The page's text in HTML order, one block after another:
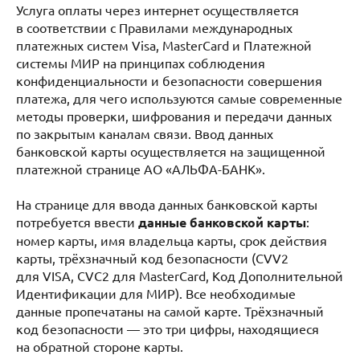
Услуга оплаты через интернет осуществляется
в соответствии с Правилами международных
платежных систем Visa, MasterCard и Платежной
системы МИР на принципах соблюдения
конфиденциальности и безопасности совершения
платежа, для чего используются самые современные
методы проверки, шифрования и передачи данных
по закрытым каналам связи. Ввод данных
банковской карты осуществляется на защищенной
платежной странице АО «АЛЬФА-БАНК».
На странице для ввода данных банковской карты
потребуется ввести данные банковской карты:
номер карты, имя владельца карты, срок действия
карты, трёхзначный код безопасности (CVV2
для VISA, CVC2 для MasterCard, Код Дополнительной
Идентификации для МИР). Все необходимые
данные пропечатаны на самой карте. Трёхзначный
код безопасности — это три цифры, находящиеся
на обратной стороне карты.